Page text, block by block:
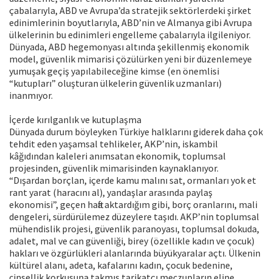
çabalarıyla, ABD ve Avrupa’da stratejik sektörlerdeki şirket
edinimlerinin boyutlarıyla, ABD’nin ve Almanya gibi Avrupa
ülkelerinin bu edinimleri engelleme çabalarıyla ilgileniyor.
Dünyada, ABD hegemonyası altında şekillenmiş ekonomik
model, güvenlik mimarisi çözülürken yeni bir düzenlemeye
yumuşak geçiş yapılabileceğine kimse (en önemlisi
“kutupları” oluşturan ülkelerin güvenlik uzmanları)
inanmıyor.
İçerde kırılganlık ve kutuplaşma
Dünyada durum böyleyken Türkiye halklarını giderek daha çok
tehdit eden yaşamsal tehlikeler, AKP’nin, iskambil
kâğıdından kaleleri anımsatan ekonomik, toplumsal
projesinden, güvenlik mimarisinden kaynaklanıyor.
“Dışardan borçlan, içerde kamu malını sat, ormanları yok et
rant yarat (haracını al), yandaşlar arasında paylaş
ekonomisi”, geçen hafta aktardığım gibi, borç oranlarını, mali
dengeleri, sürdürülemez düzeylere taşıdı. AKP’nin toplumsal
mühendislik projesi, güvenlik paranoyası, toplumsal dokuda,
adalet, mal ve can güvenliği, birey (özellikle kadın ve çocuk)
hakları ve özgürlükleri alanlarında büyükyaralar açtı. Ülkenin
kültürel alanı, adeta, kafalarını kadın, çocuk bedenine,